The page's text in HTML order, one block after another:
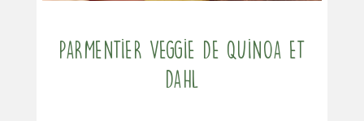
Parmentier veggie de quinoa et
dahl